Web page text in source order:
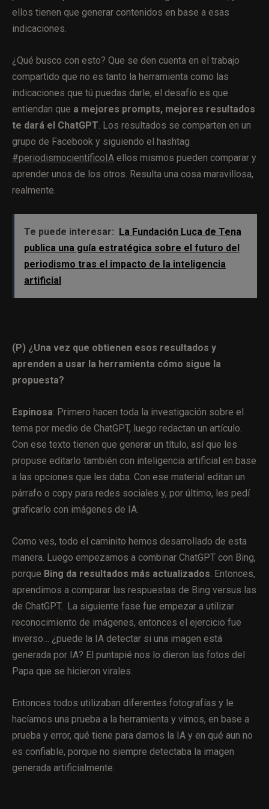
ellos tienen que generar contenidos en base a esas
indicaciones.
¿Qué busco con esto? Que se den cuenta en el trabajo
compartido que no es tanto la herramienta como las
indicaciones que tú puedas darle; el desafío es que
entiendan que a mejores prompts, mejores resultados
te dará el ChatGPT. Los resultados se comparten en un
grupo de Facebook y siguiendo el hashtag
#periodismocientíficoIA ellos mismos pueden comparar y
aprender unos de los otros. Resulta una cosa maravillosa,
realmente.
Te puede interesar:
La Fundación Luca de Tena
publica una guía estratégica sobre el futuro del
periodismo tras el impacto de la inteligencia
artificial
(P) ¿Una vez que obtienen esos resultados y
aprenden a usar la herramienta cómo sigue la
propuesta?
Espinosa: Primero hacen toda la investigación sobre el
tema por medio de ChatGPT, luego redactan un artículo.
Con ese texto tienen que generar un título, así que les
propuse editarlo también con inteligencia artificial en base
a las opciones que les daba. Con ese material editan un
párrafo o copy para redes sociales y, por último, les pedí
graficarlo con imágenes de IA.
Como ves, todo el caminito hemos desarrollado de esta
manera. Luego empezamos a combinar ChatGPT con Bing,
porque Bing da resultados más actualizados. Entonces,
aprendimos a comparar las respuestas de Bing versus las
de ChatGPT. La siguiente fase fue empezar a utilizar
reconocimiento de imágenes, entonces el ejercicio fue
inverso… ¿puede la IA detectar si una imagen está
generada por IA? El puntapié nos lo dieron las fotos del
Papa que se hicieron virales.
Entonces todos utilizaban diferentes fotografías y le
hacíamos una prueba a la herramienta y vimos, en base a
prueba y error, qué tiene para darnos la IA y en qué aun no
es confiable, porque no siempre detectaba la imagen
generada artificialmente.